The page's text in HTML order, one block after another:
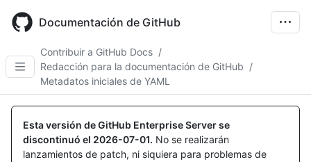
main
Documentación de GitHub
Contribuir a GitHub Docs /
Redacción para la documentación de GitHub /
Metadatos iniciales de YAML
Esta versión de GitHub Enterprise Server se
discontinuó el 2026-07-01. No se realizarán
lanzamientos de patch, ni siquiera para problemas de